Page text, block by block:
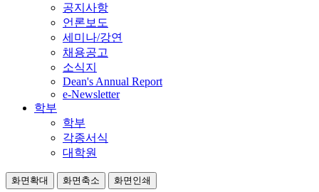
공지사항
언론보도
세미나/강연
채용공고
소식지
Dean's Annual Report
e-Newsletter
학부
학부
각종서식
대학원
화면확대 화면축소 화면인쇄